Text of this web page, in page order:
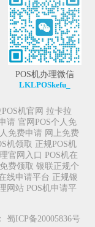
POS机办理微信
LKLPOSkefu_
机官网 拉卡拉
请 官网POS个人免
免费申请 网上免费
机领取 正规POS机
官网入口 POS机在
费领取 银联正规个
线申请平台 正规银
网站 POS机申请平
蜀ICP备20005836号